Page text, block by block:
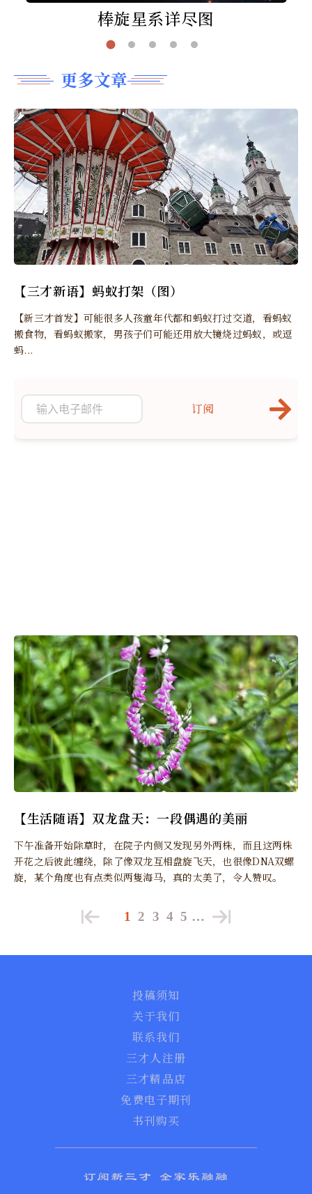
棒旋星系详尽图
更多文章
【三才新语】蚂蚁打架（图）
【新三才首发】可能很多人孩童年代都和蚂蚁打过交道，看蚂蚁
搬食物，看蚂蚁搬家，男孩子们可能还用放大镜烧过蚂蚁，或逗
蚂...
【生活随语】双龙盘天：一段偶遇的美丽
下午准备开始除草时，在院子内侧又发现另外两株，而且这两株
开花之后彼此缠绕，除了像双龙互相盘旋飞天，也很像DNA双螺
旋，某个角度也有点类似两隻海马，真的太美了，令人赞叹。
订阅
1 2 3 4 5 …
投稿须知
关于我们
联系我们
三才人注册
三才精品店
免费电子期刊
书刊购买
订阅新三才 全家乐融融